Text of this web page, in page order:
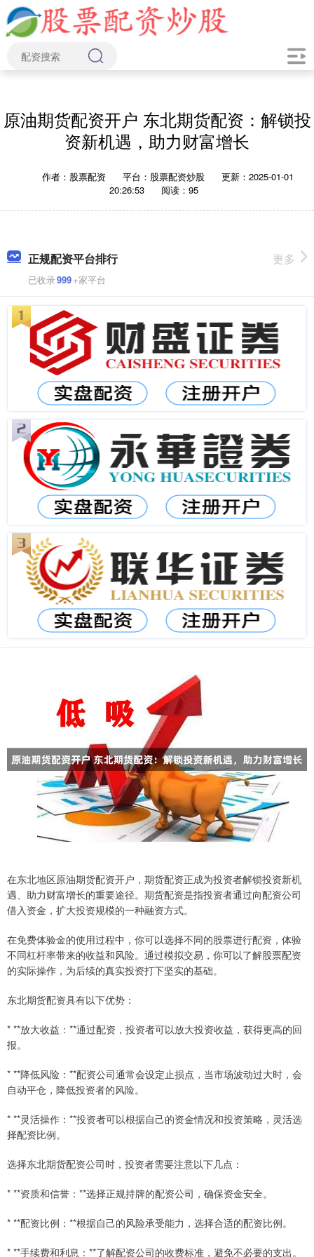
原油期货配资开户 东北期货配资：解锁投
资新机遇，助力财富增长
作者：股票配资 平台：股票配资炒股
更新：2025-01-01
20:26:53
阅读：95
正规配资平台排行
已收录999+家平台
更多
在东北地区原油期货配资开户，期货配资正成为投资者解锁投资新机
遇、助力财富增长的重要途径。期货配资是指投资者通过向配资公司
借入资金，扩大投资规模的一种融资方式。
在免费体验金的使用过程中，你可以选择不同的股票进行配资，体验
不同杠杆率带来的收益和风险。通过模拟交易，你可以了解股票配资
的实际操作，为后续的真实投资打下坚实的基础。
东北期货配资具有以下优势：
* **放大收益：**通过配资，投资者可以放大投资收益，获得更高的回
报。
* **降低风险：**配资公司通常会设定止损点，当市场波动过大时，会
自动平仓，降低投资者的风险。
* **灵活操作：**投资者可以根据自己的资金情况和投资策略，灵活选
择配资比例。
选择东北期货配资公司时，投资者需要注意以下几点：
* **资质和信誉：**选择正规持牌的配资公司，确保资金安全。
* **配资比例：**根据自己的风险承受能力，选择合适的配资比例。
* **手续费和利息：**了解配资公司的收费标准，避免不必要的支出。